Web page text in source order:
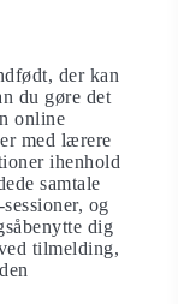
der kan
du gøre det
online
med lærere
ihenhold
samtale
og
dig
tilmelding,